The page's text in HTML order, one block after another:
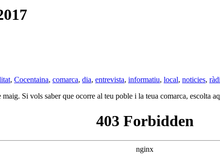
, Cocentaina, comarca, dia, entrevista, informatiu, local, noticies,
Si vols saber que ocorre al teu poble i la teua comarca, escolta